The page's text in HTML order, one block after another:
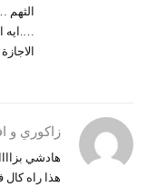
زاكوري و
هادشي
هذا راه كال